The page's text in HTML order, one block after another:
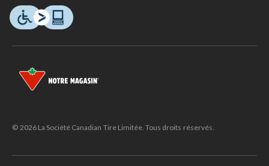
© 2026 La Société Canadian Tire Limitée. Tous droits réservés.